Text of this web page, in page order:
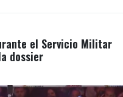
el Servicio Militar
dossier